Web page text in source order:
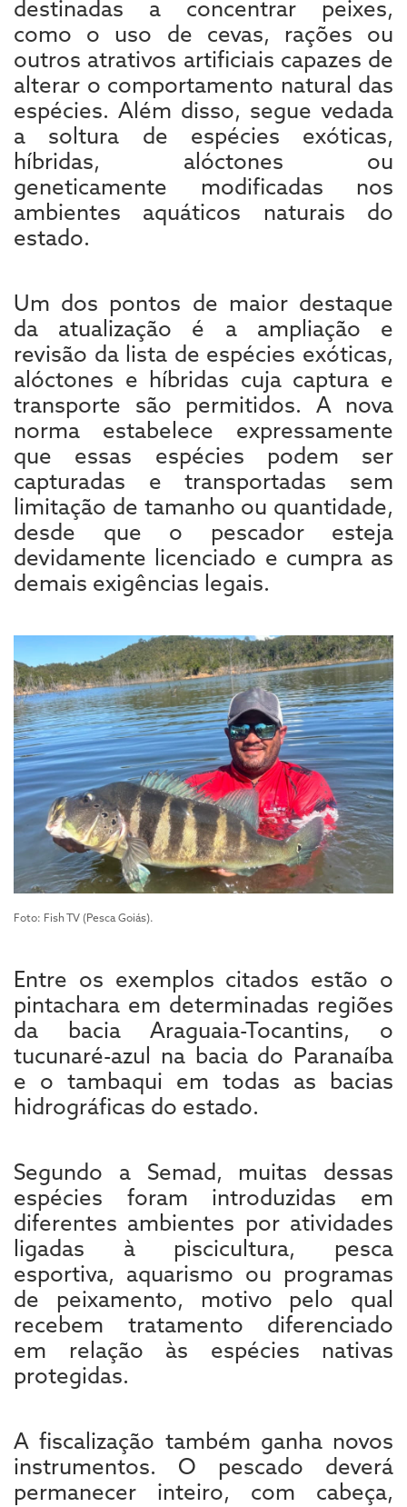
destinadas a concentrar peixes,
como o uso de cevas, rações ou
outros atrativos artificiais capazes de
alterar o comportamento natural das
espécies. Além disso, segue vedada
a soltura de espécies exóticas,
híbridas, alóctones ou
geneticamente modificadas nos
ambientes aquáticos naturais do
estado.
Um dos pontos de maior destaque
da atualização é a ampliação e
revisão da lista de espécies exóticas,
alóctones e híbridas cuja captura e
transporte são permitidos. A nova
norma estabelece expressamente
que essas espécies podem ser
capturadas e transportadas sem
limitação de tamanho ou quantidade,
desde que o pescador esteja
devidamente licenciado e cumpra as
demais exigências legais.
Foto: Fish TV (Pesca Goiás).
Entre os exemplos citados estão o
pintachara em determinadas regiões
da bacia Araguaia-Tocantins, o
tucunaré-azul na bacia do Paranaíba
e o tambaqui em todas as bacias
hidrográficas do estado.
Segundo a Semad, muitas dessas
espécies foram introduzidas em
diferentes ambientes por atividades
ligadas à piscicultura, pesca
esportiva, aquarismo ou programas
de peixamento, motivo pelo qual
recebem tratamento diferenciado
em relação às espécies nativas
protegidas.
A fiscalização também ganha novos
instrumentos. O pescado deverá
permanecer inteiro, com cabeça,